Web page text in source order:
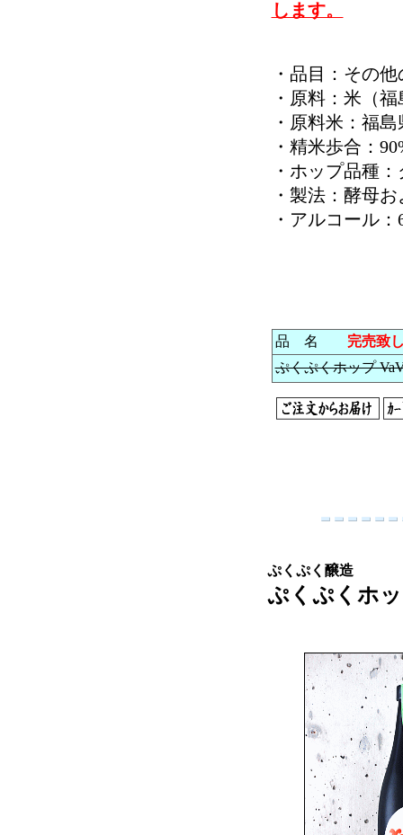
します。
・品目：その
・原料：米（
・原料米：福
・精米歩合：
・ホップ品種
・製法：酵母
・アルコール：
品 名 完売致
ぷくぷくホップ
ぷくぷく醸造
ぷくぷくホ